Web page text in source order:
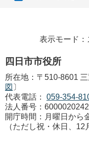
表示モード：
四日市市役所
所在地：〒510-8601
図 〕
代表電話：
059-354-
法人番号：
開庁時間：月曜日から
（ただし祝・休日、12